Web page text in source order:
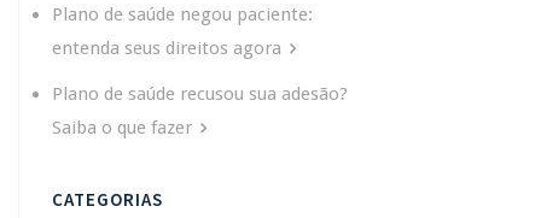
Plano de saúde negou paciente:
entenda seus direitos agora
Plano de saúde recusou sua adesão?
Saiba o que fazer
CATEGORIAS